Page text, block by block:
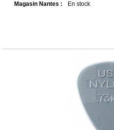
Magasin Nantes :
En stock